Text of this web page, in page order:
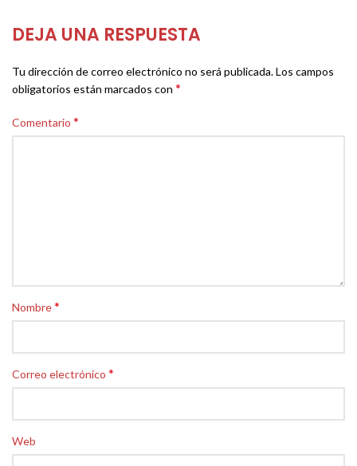
DEJA UNA RESPUESTA
Tu dirección de correo electrónico no será publicada.Los campos
obligatorios están marcados con *
Comentario *
Nombre*
Correo electrónico *
Web